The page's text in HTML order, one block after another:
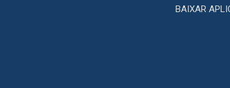
BAIXAR